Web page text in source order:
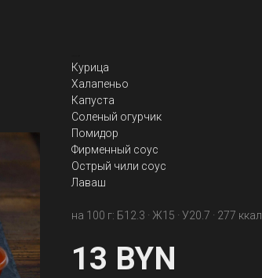
Курица
Халапеньо
Капуста
Соленый огурчик
Помидор
Фирменный соус
Острый чили соус
Лаваш
на 100 г: Б12.3 · Ж15 · У20.7 · 277 ккал
13 BYN